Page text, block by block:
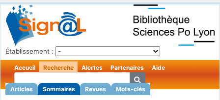
Établissement :
Accueil Recherche
Articles Sommaires Revues Mots-clés
Alertes Partenaires Aide